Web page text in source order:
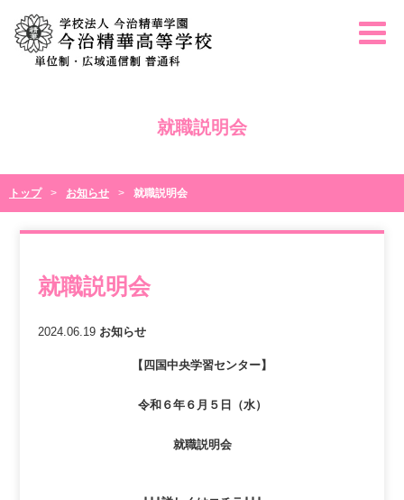
就職説明会
トップ お知らせ 就職説明会
就職説明会
2024.06.19 お知らせ
【四国中央学習センター】
令和６年６月５日（水）
就職説明会